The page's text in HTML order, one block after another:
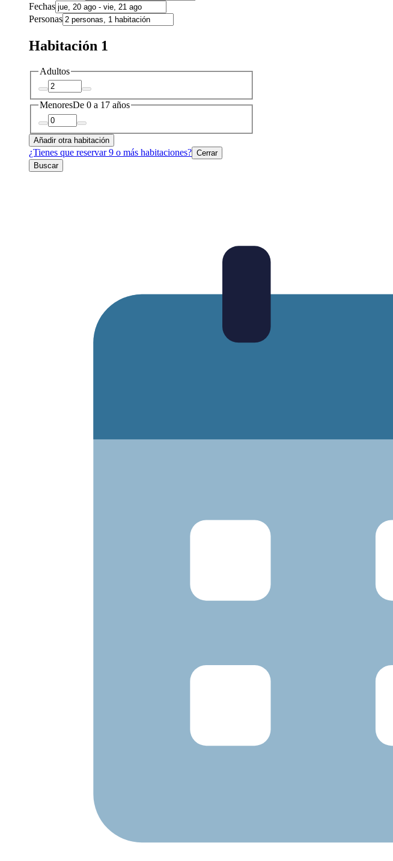
Fechas
Personas
Habitación 1
Adultos
MenoresDe 0 a 17 años
Añadir otra habitación
¿Tienes que reservar 9 o más habitaciones? Cerrar
Buscar